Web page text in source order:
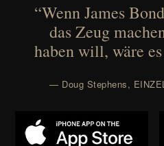
“Wenn James
das Zeug
haben will, wäre
— Doug Stephens,